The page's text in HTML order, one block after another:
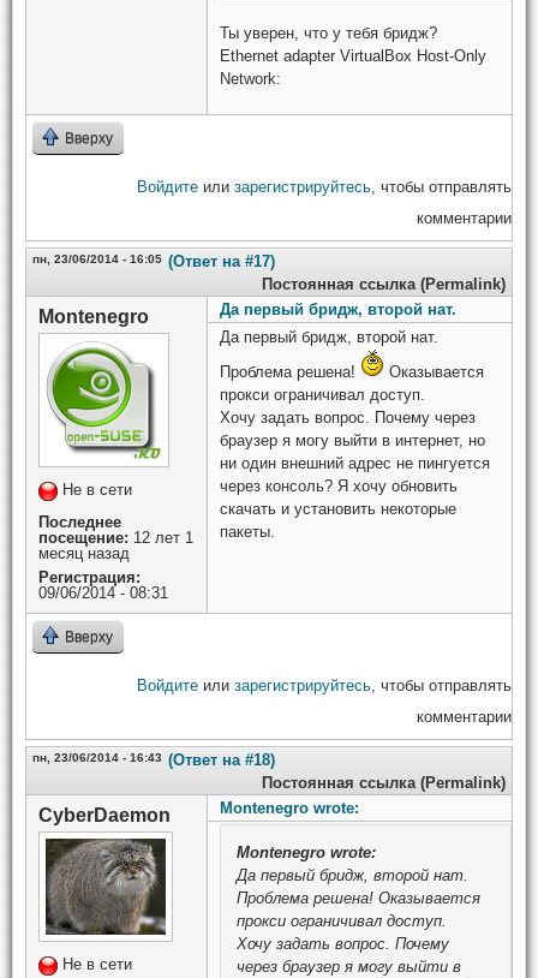
Ты уверен, что у тебя бридж?
Ethernet adapter VirtualBox Host-Only
Network:
Вверху
Войдите или зарегистрируйтесь , чтобы отправлять
комментарии
пн, 23/06/2014 - 16:05 (Ответ на #17)
Постоянная ссылка (Permalink)
Montenegro
Не в сети
Последнее
посещение: 12 лет 1
месяц назад
Регистрация:
09/06/2014 - 08:31
Да первый бридж, второй нат.
Да первый бридж, второй нат.
Проблема решена!
Оказывается
прокси ограничивал доступ.
Хочу задать вопрос. Почему через
браузер я могу выйти в интернет, но
ни один внешний адрес не пингуется
через консоль? Я хочу обновить
скачать и установить некоторые
пакеты.
Вверху
Войдите или зарегистрируйтесь , чтобы отправлять
комментарии
пн, 23/06/2014 - 16:43 (Ответ на #18)
Постоянная ссылка (Permalink)
CyberDaemon
Не в сети
Montenegro wrote:
Montenegro wrote:
Да первый бридж, второй нат.
Проблема решена! Оказывается
прокси ограничивал доступ.
Хочу задать вопрос. Почему
через браузер я могу выйти в